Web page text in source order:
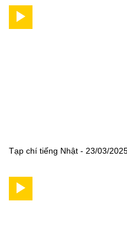
Tạp chí tiếng Nhật - 23/03/